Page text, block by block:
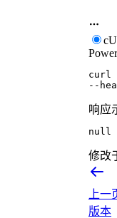
curl
--
响应
null
修改
上一
版本